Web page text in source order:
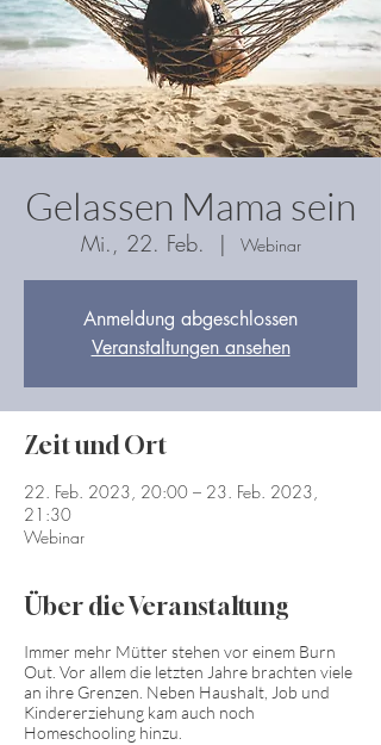
Gelassen Mama sein
Mi., 22. Feb.
  |
Webinar
Anmeldung abgeschlossen
Veranstaltungen ansehen
Zeit und Ort
22. Feb. 2023, 20:00 – 23. Feb. 2023,
21:30
Webinar
Über die Veranstaltung
Immer mehr Mütter stehen vor einem Burn
Out. Vor allem die letzten Jahre brachten viele
an ihre Grenzen. Neben Haushalt, Job und
Kindererziehung kam auch noch
Homeschooling hinzu.